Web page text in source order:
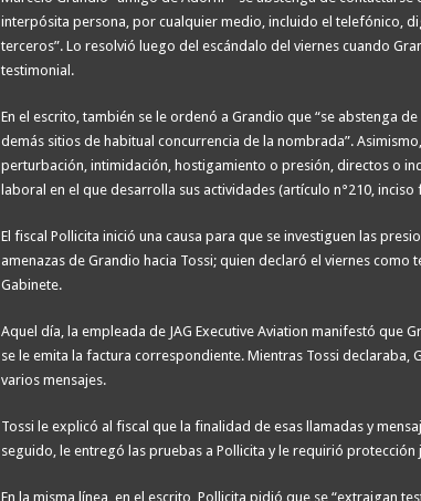
interpósita persona, por cualquier medio, incluido el telefónico,
terceros”. Lo resolvió luego del escándalo del viernes cuando
testimonial.
En el escrito, también se le ordenó a Grandio que “se abstenga
demás sitios de habitual concurrencia de la nombrada”.
perturbación, intimidación, hostigamiento o presión, directos o
laboral en el que desarrolla sus actividades (artículo n°210, inciso
El fiscal Pollicita inició una causa para que se investiguen las
amenazas de Grandio hacia Tossi; quien declaró el viernes como
Gabinete.
Aquel día, la empleada de JAG Executive Aviation manifestó que
se le emita la factura correspondiente. Mientras Tossi declaraba,
varios mensajes.
Tossi le explicó al fiscal que la finalidad de esas llamadas y
seguido, le entregó las pruebas a Pollicita y le requirió protección
En la misma línea, en el escrito, Pollicita pidió que se “extraigan